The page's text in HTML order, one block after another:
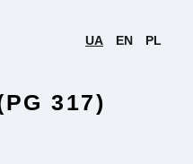
UA EN PL
317)